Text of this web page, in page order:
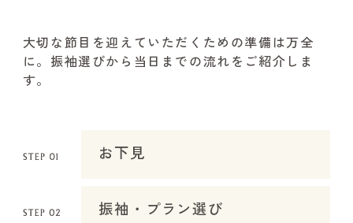
大切な節目を迎えていただくための準備は万全
に。振袖選びから当日までの流れをご紹介しま
す。
お下見
振袖・プラン選び